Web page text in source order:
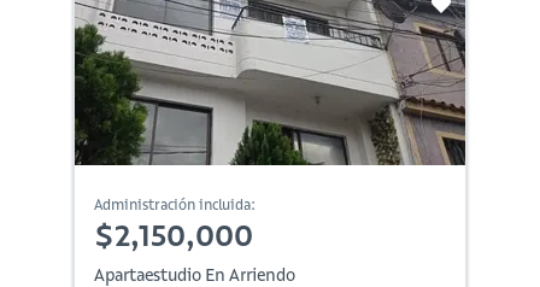
Administración incluida:
$2,150,000
Apartaestudio En Arriendo